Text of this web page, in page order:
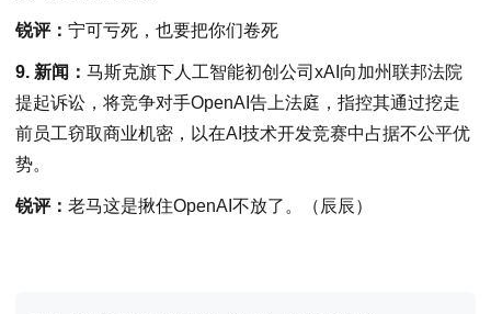
锐评： 宁可亏死，也要把你们卷死
9. 新闻： 马斯克旗下人工智能初创公司xAI向加州联邦法院
提起诉讼，将竞争对手OpenAI告上法庭，指控其通过挖走
前员工窃取商业机密，以在AI技术开发竞赛中占据不公平优
势。
锐评： 老马这是揪住OpenAI不放了。（辰辰）